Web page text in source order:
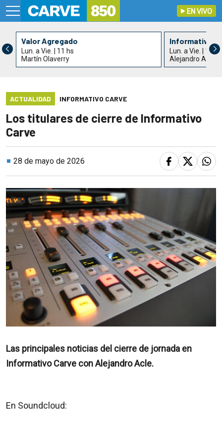
EN VIVO
Valor Agregado
Lun. a Vie. | 11 hs
Martín Olaverry
Informativo
Lun. a Vie. | 13 hs
Alejandro Acle
ACTUALIDAD INFORMATIVO CARVE
Los titulares de cierre de Informativo
Carve
28 de mayo de 2026
Las principales noticias del cierre de jornada en
Informativo Carve con Alejandro Acle.
En Soundcloud: